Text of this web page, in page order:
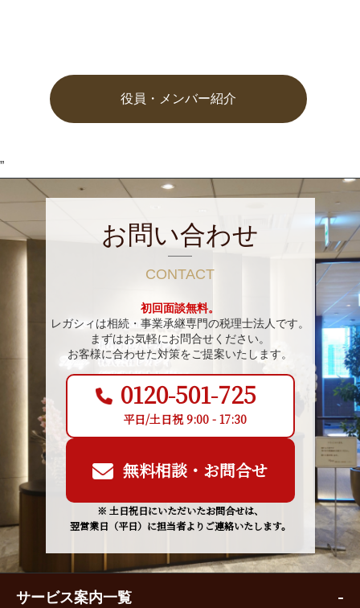
役員・メンバー紹介
”
お問い合わせ
CONTACT
初回面談無料。
レガシィは相続・事業承継専門の税理士法人です。
まずはお気軽にお問合せください。
お客様に合わせた対策をご提案いたします。
0120-501-725
平日/土日祝 9:00 - 17:30
無料相談・お問合せ
※ 土日祝日にいただいたお問合せは、
翌営業日（平日）に担当者よりご連絡いたします。
サービス案内一覧